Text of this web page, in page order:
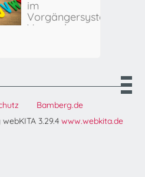
im
Vorgängersystem
Vormerkungen
Bamberg.de
3.29.4 www.webkita.de